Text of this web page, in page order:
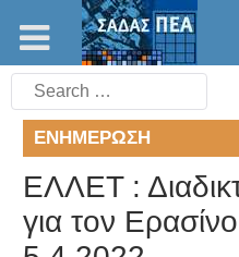
Search
for:
ΕΝΗΜΈΡΩΣΗ
ΕΛΛΕΤ :
για τον